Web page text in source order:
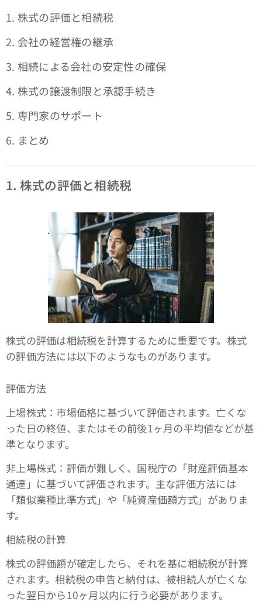
1. 株式の評価と相続税
2. 会社の経営権の継承
3. 相続による会社の安定性の確保
4. 株式の譲渡制限と承認手続き
5. 専門家のサポート
6. まとめ
1. 株式の評価と相続税
株式の評価は相続税を計算するために重要です。株式
の評価方法には以下のようなものがあります。
評価方法
上場株式：市場価格に基づいて評価されます。亡くな
った日の終値、またはその前後1ヶ月の平均値などが基
準となります。
非上場株式：評価が難しく、国税庁の「財産評価基本
通達」に基づいて評価されます。主な評価方法には
「類似業種比準方式」や「純資産価額方式」がありま
す。
相続税の計算
株式の評価額が確定したら、それを基に相続税が計算
されます。相続税の申告と納付は、被相続人が亡くな
った翌日から10ヶ月以内に行う必要があります。